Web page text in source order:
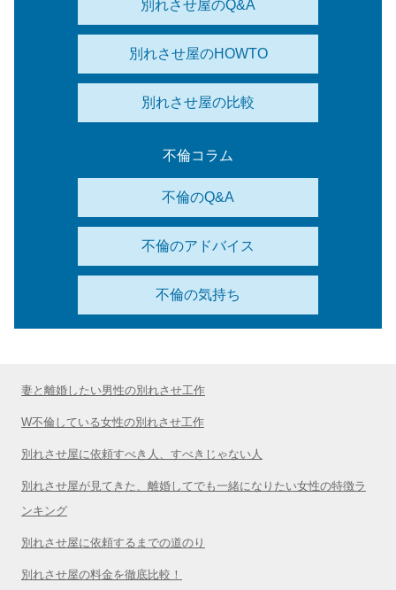
別れさせ屋のQ&A
別れさせ屋のHOWTO
別れさせ屋の比較
不倫コラム
不倫のQ&A
不倫のアドバイス
不倫の気持ち
妻と離婚したい男性の別れさせ工作
W不倫している女性の別れさせ工作
別れさせ屋に依頼すべき人、すべきじゃない人
別れさせ屋が見てきた、離婚してでも一緒になりたい女性の特徴ラ
ンキング
別れさせ屋に依頼するまでの道のり
別れさせ屋の料金を徹底比較！